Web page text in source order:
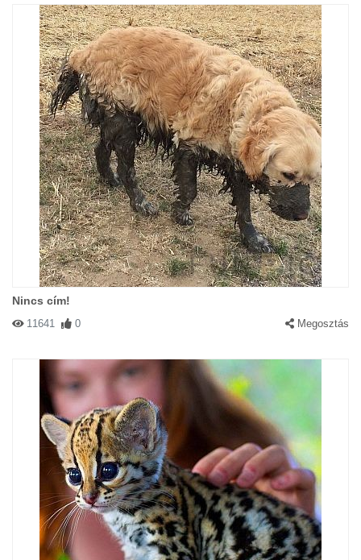
Nincs cím!
11641 0 Megosztás